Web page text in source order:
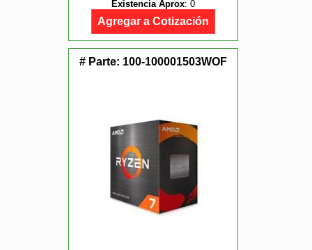
Existencia Aprox: 0
Agregar a Cotización
# Parte: 100-100001503WOF